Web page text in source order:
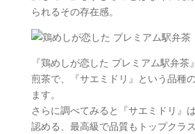
られるその存在感。
『鶏めしが恋した プレミアム駅弁
煎茶で、『サエミドリ』という品種
ます。
さらに調べてみると『サエミドリ』
認める、最高級で品質もトップクラ